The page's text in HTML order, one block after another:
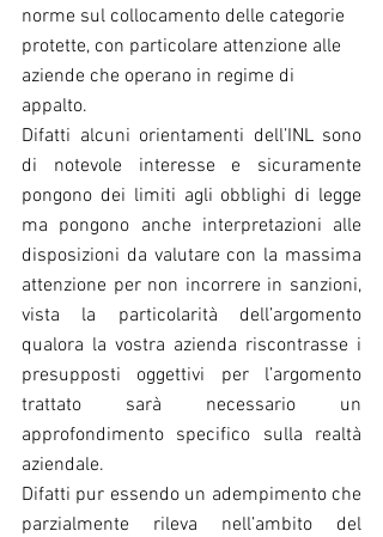
norme sul collocamento delle categorie
protette, con particolare attenzione alle
aziende che operano in regime di
appalto.
Difatti alcuni orientamenti dell’INL sono
di notevole interesse e sicuramente
pongono dei limiti agli obblighi di legge
ma pongono anche interpretazioni alle
disposizioni da valutare con la massima
attenzione per non incorrere in sanzioni,
vista la particolarità dell’argomento
qualora la vostra azienda riscontrasse i
presupposti oggettivi per l’argomento
trattato sarà necessario un
approfondimento specifico sulla realtà
aziendale.
Difatti pur essendo un adempimento che
parzialmente rileva nell’ambito del